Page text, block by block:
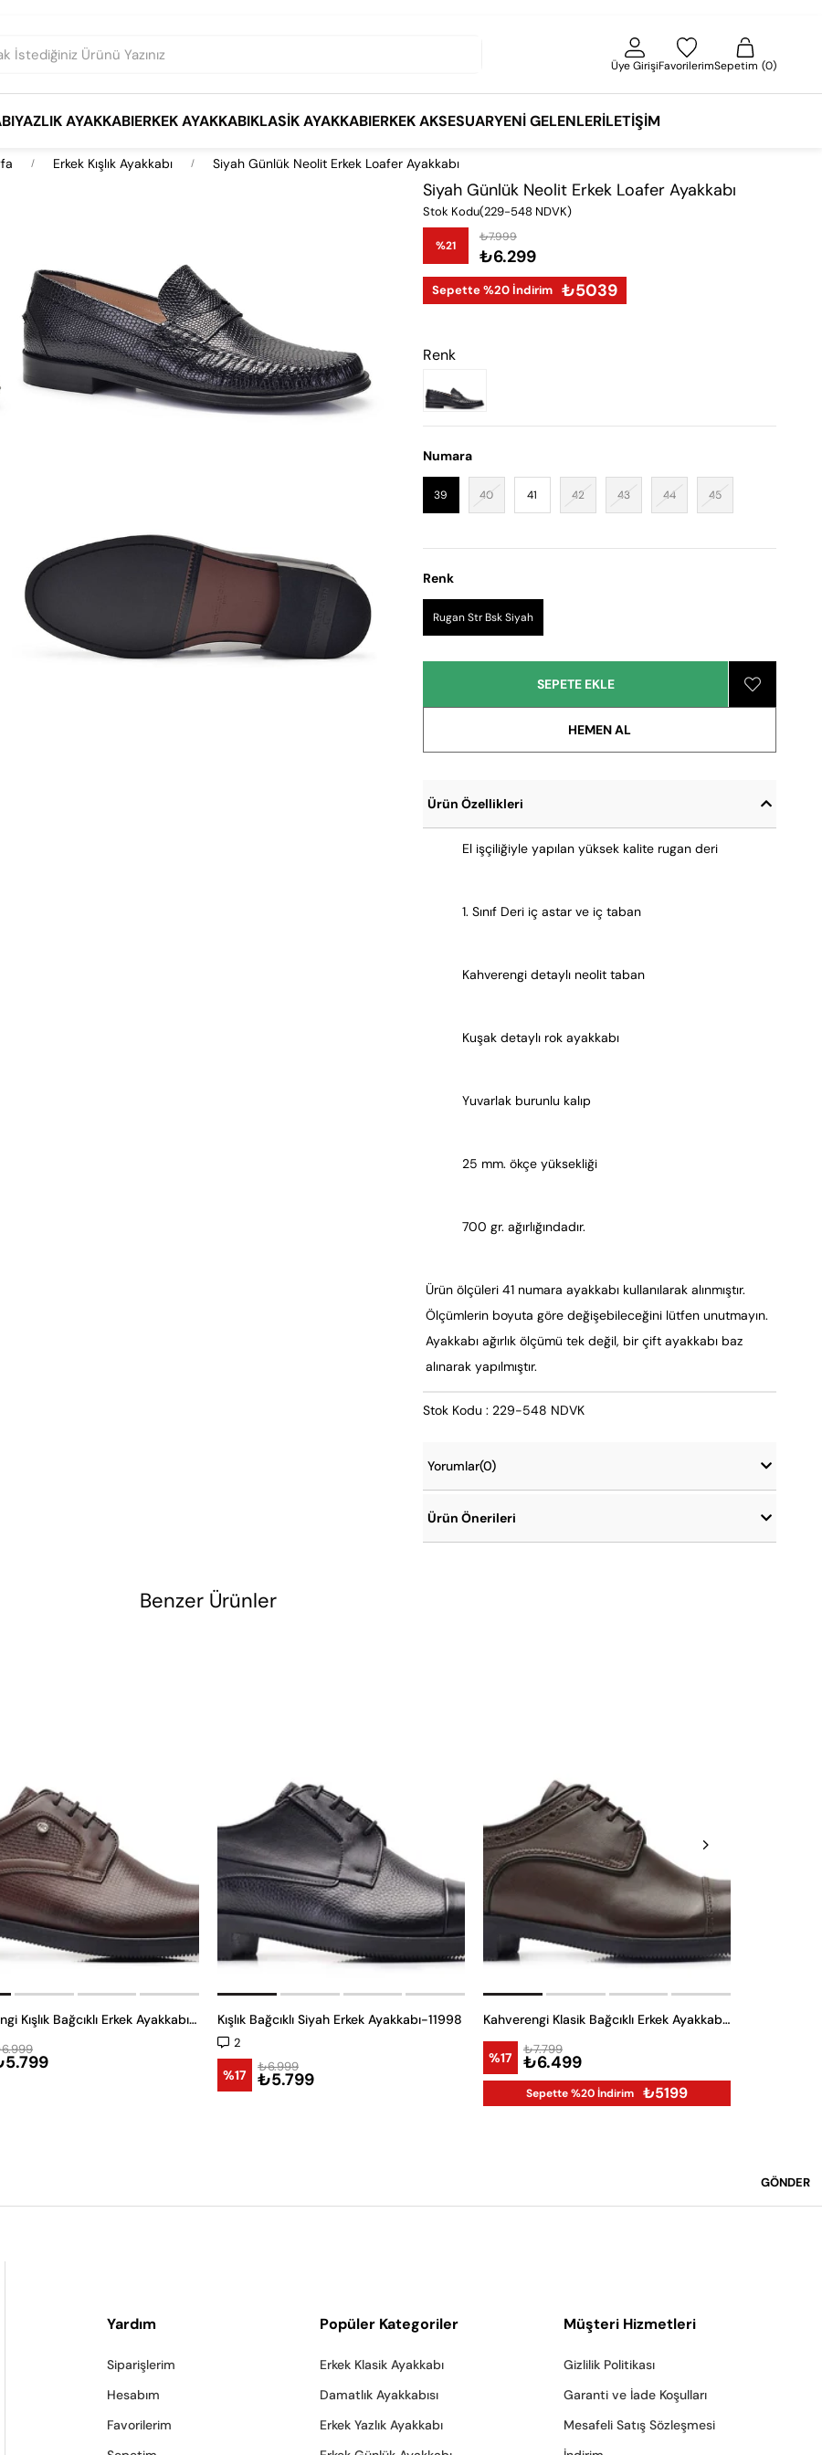
Üye GirişiFavorilerimSepetim 0
YAZLIK AYAKKABIERKEK AYAKKABIKLASIK AYAKKABIERKEK AKSESUARYENI GELENLERİLETIŞIM
Erkek Kışlık Ayakkabı Siyah Günlük Neolit Erkek Loafer Ayakkabı
Siyah Günlük Neolit Erkek Loafer Ayakkabı
Stok Kodu(229-548 NDVK)
%21
İndirim
₺7.999
₺6.299
Sepette %20 İndirim ₺5039
Renk
Numara
39 40 41 42 43 44 45
Renk
Rugan Str Bsk Siyah
Ürün Özellikleri
El işçiliğiyle yapılan yüksek kalite rugan deri
1. Sınıf Deri iç astar ve iç taban
Kahverengi detaylı neolit taban
Kuşak detaylı rok ayakkabı
Yuvarlak burunlu kalıp
25 mm. ökçe yüksekliği
700 gr. ağırlığındadır.
Ürün ölçüleri 41 numara ayakkabı kullanılarak alınmıştır.
Ölçümlerin boyuta göre değişebileceğini lütfen unutmayın.
Ayakkabı ağırlık ölçümü tek değil, bir çift ayakkabı baz
alınarak yapılmıştır.
Stok Kodu : 229-548 NDVK
Yorumlar(0)
Ürün Önerileri
Benzer Ürünler
Kahverengi Kışlık Bağcıklı Erkek Ayakkabı -12006- Kışlık Bağcıklı Siyah Erkek Ayakkabı-11998
2
%17 ₺5.799
₺6.999
Kahverengi Klasik Bağcıklı Erkek Ayakkabı -11988-
%17 ₺6.499
₺7.799
Sepette %20 İndirim ₺5199
GÖNDER
Yardım
Siparişlerim
Hesabım
Favorilerim
Popüler Kategoriler
Erkek Klasik Ayakkabı
Damatlık Ayakkabısı
Erkek Yazlık Ayakkabı
Müşteri Hizmetleri
Gizlilik Politikası
Garanti ve İade Koşulları
Mesafeli Satış Sözleşmesi